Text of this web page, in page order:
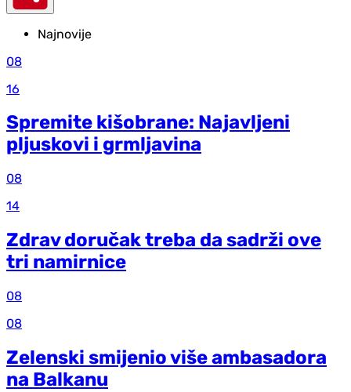
Najnovije
08
16
Spremite kišobrane: Najavljeni
pljuskovi i grmljavina
08
14
Zdrav doručak treba da sadrži ove
tri namirnice
08
08
Zelenski smijenio više ambasadora
na Balkanu